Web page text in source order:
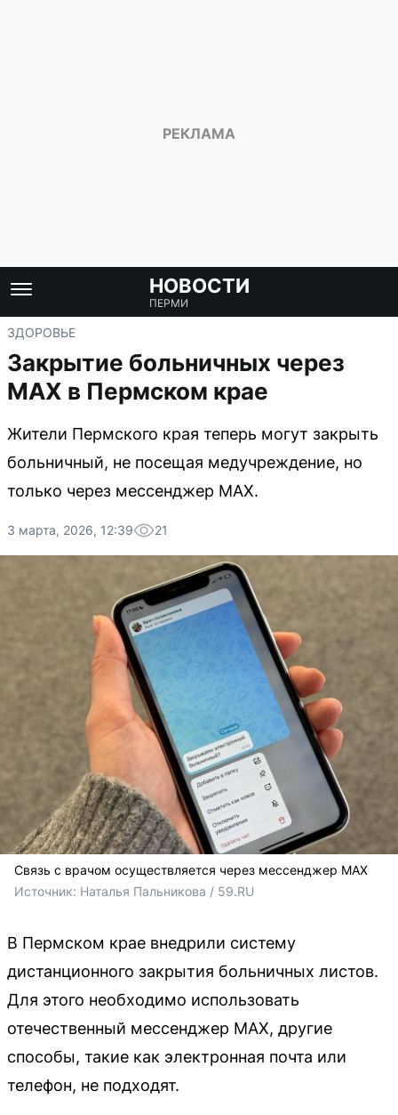
НОВОСТИ
ПЕРМИ
ЗДОРОВЬЕ
Закрытие больничных через
MAX в Пермском крае
Жители Пермского края теперь могут закрыть
больничный, не посещая медучреждение, но
только через мессенджер MAX.
3 марта, 2026, 12:39 21
Связь с врачом осуществляется через мессенджер MAX
Источник: Наталья Пальникова / 59.RU
В Пермском крае внедрили систему
дистанционного закрытия больничных листов.
Для этого необходимо использовать
отечественный мессенджер MAX, другие
способы, такие как электронная почта или
телефон, не подходят.